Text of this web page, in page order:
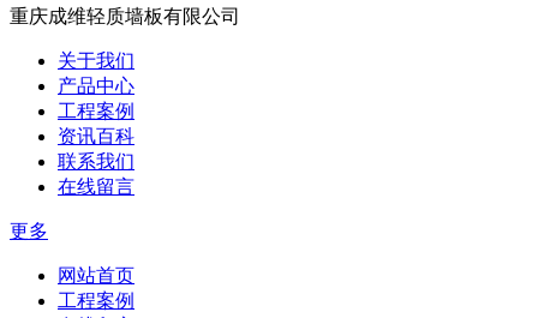
重庆成维轻质墙板有限公司
关于我们
产品中心
工程案例
资讯百科
联系我们
在线留言
更多
网站首页
工程案例